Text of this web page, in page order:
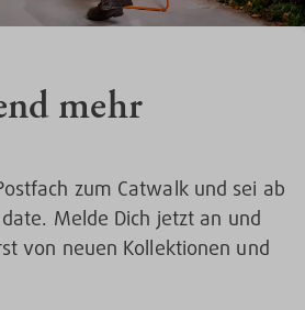
mehr
zum Catwalk und sei ab
Melde Dich jetzt an und
von neuen Kollektionen und